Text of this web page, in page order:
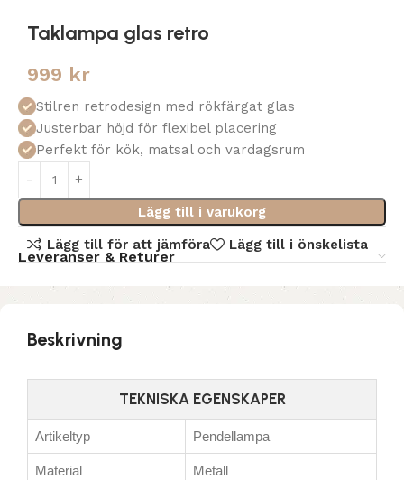
Taklampa glas retro
999 kr
Stilren retrodesign med rökfärgat glas
Justerbar höjd för flexibel placering
Perfekt för kök, matsal och vardagsrum
Lägg till i varukorg
Lägg till för att jämföra
Lägg till i önskelista
Leveranser & Returer
Beskrivning
TEKNISKA EGENSKAPER
Artikeltyp Pendellampa
Material Metall